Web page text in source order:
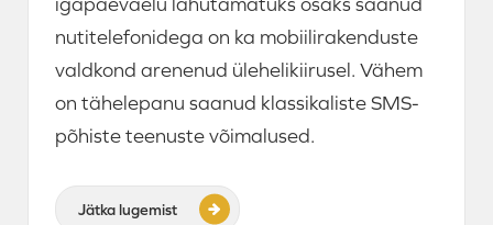
nutitelefonidega on ka mobiilirakenduste
valdkond arenenud ülehelikiirusel. Vähem
on tähelepanu saanud klassikaliste SMS-
põhiste teenuste võimalused.
Jätka lugemist